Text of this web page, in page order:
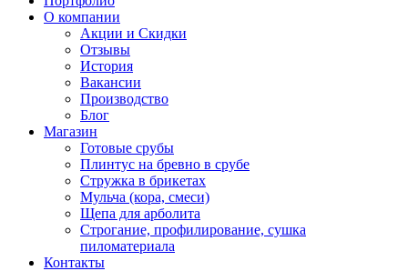
О компании
Акции и Скидки
Отзывы
История
Вакансии
Производство
Блог
Магазин
Готовые срубы
Плинтус на бревно в срубе
Стружка в брикетах
Мульча (кора, смеси)
Щепа для арболита
Строгание, профилирование, сушка
пиломатериала
Контакты